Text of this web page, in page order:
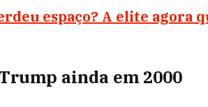
espaço? A elite agora
ainda em 2000